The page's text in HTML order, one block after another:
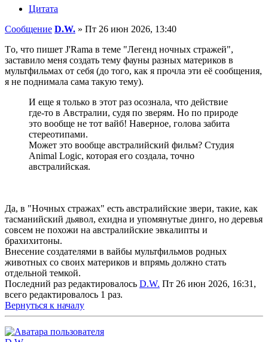
Цитата
Сообщение D.W. » Пт 26 июн 2026, 13:40
Тo, что пишет J'Rama в теме "Легенд ночных стражей",
заставило меня создать тему фауны разных материков в
мультфильмах от себя (до того, как я прочла эти её сообщения,
я не поднимала сама такую тему).
И еще я только в этот раз осознала, что действие
где-то в Австралии, судя по зверям. Но по природе
это вообще не тот вайб! Наверное, голова забита
стереотипами.
Может это вообще австралийский фильм? Студия
Animal Logic, которая его создала, точно
австралийская.
Да, в "Ночных стражах" есть австралийские звери, такие, как
тасманийский дьявол, ехидна и упомянутые динго, но деревья
совсем не похожи на австралийские эвкалипты и
брахихитоны.
Внесение создателями в вайбы мультфильмов родных
животных со своих материков и впрямь должно стать
отдельной темкой.
Последний раз редактировалось D.W. Пт 26 июн 2026, 16:31,
всего редактировалось 1 раз.
Вернуться к началу